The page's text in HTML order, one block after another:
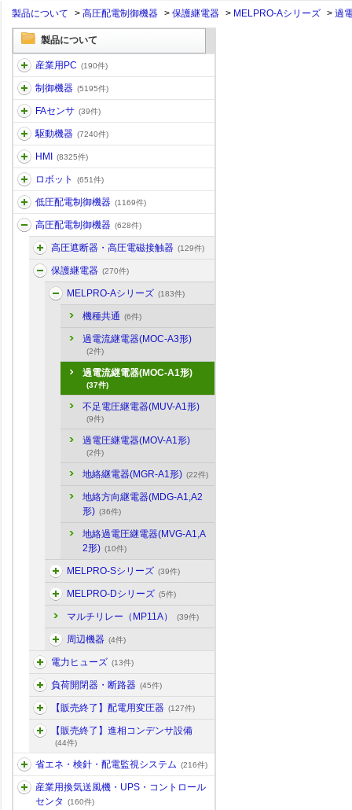
製品について > 高圧配電制御機器 > 保護継電器 > MELPRO-Aシリーズ > 過
製品について
産業用PC (190件)
制御機器 (5195件)
FAセンサ (39件)
駆動機器 (7240件)
HMI (8325件)
ロボット (651件)
低圧配電制御機器 (1169件)
高圧配電制御機器 (628件)
高圧遮断器・高圧電磁接触器 (129件)
保護継電器 (270件)
MELPRO-Aシリーズ (183件)
機種共通 (6件)
過電流継電器(MOC-A3形)
(2件)
過電流継電器(MOC-A1形)
(37件)
不足電圧継電器(MUV-A1形)
(9件)
過電圧継電器(MOV-A1形)
(2件)
地絡継電器(MGR-A1形) (22件)
地絡方向継電器(MDG-A1,A2
形) (36件)
地絡過電圧継電器(MVG-A1,A
2形) (10件)
MELPRO-Sシリーズ (39件)
MELPRO-Dシリーズ (5件)
マルチリレー（MP11A） (39件)
周辺機器 (4件)
電力ヒューズ (13件)
負荷開閉器・断路器 (45件)
【販売終了】配電用変圧器 (127件)
【販売終了】進相コンデンサ設備
(44件)
省エネ・検針・配電監視システム (216件)
産業用換気送風機・UPS・コントロール
センタ
(160件)